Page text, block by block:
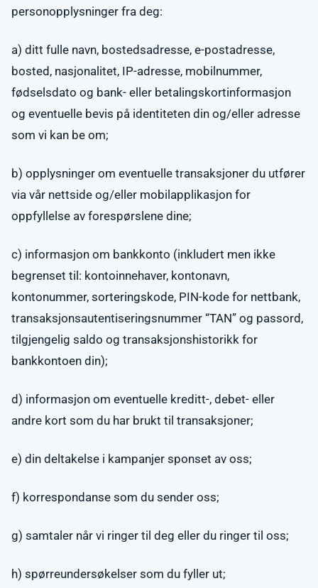
personopplysninger fra deg:
a) ditt fulle navn, bostedsadresse, e-postadresse,
bosted, nasjonalitet, IP-adresse, mobilnummer,
fødselsdato og bank- eller betalingskortinformasjon
og eventuelle bevis på identiteten din og/eller adresse
som vi kan be om;
b) opplysninger om eventuelle transaksjoner du utfører
via vår nettside og/eller mobilapplikasjon for
oppfyllelse av forespørslene dine;
c) informasjon om bankkonto (inkludert men ikke
begrenset til: kontoinnehaver, kontonavn,
kontonummer, sorteringskode, PIN-kode for nettbank,
transaksjonsautentiseringsnummer “TAN” og passord,
tilgjengelig saldo og transaksjonshistorikk for
bankkontoen din);
d) informasjon om eventuelle kreditt-, debet- eller
andre kort som du har brukt til transaksjoner;
e) din deltakelse i kampanjer sponset av oss;
f) korrespondanse som du sender oss;
g) samtaler når vi ringer til deg eller du ringer til oss;
h) spørreundersøkelser som du fyller ut;